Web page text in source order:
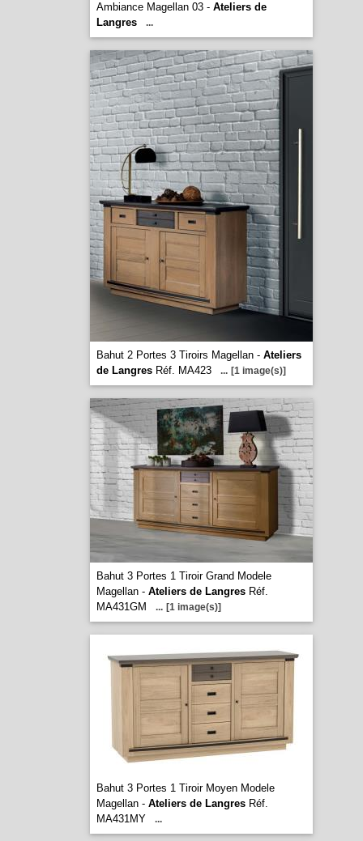
Ambiance Magellan 03 - Ateliers de
Langres
...
Bahut 2 Portes 3 Tiroirs Magellan - Ateliers
de LangresRéf. MA423 ... [1 image(s)]
Bahut 3 Portes 1 Tiroir Grand Modele
Magellan - Ateliers de LangresRéf.
MA431GM
... [1 image(s)]
Bahut 3 Portes 1 Tiroir Moyen Modele
Magellan - Ateliers de LangresRéf.
MA431MY
...